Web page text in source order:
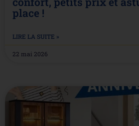
place !
LIRE LA SUITE »
22 mai 2026